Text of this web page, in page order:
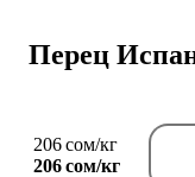
Перец
206 сом/кг
206 сом/кг